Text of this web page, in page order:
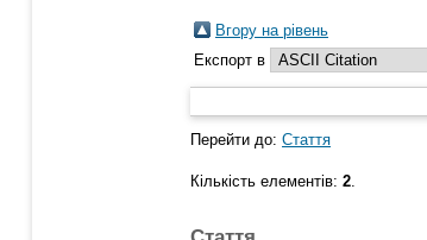
Вгору на рівень
Експорт в
Перейти до: Стаття
Кількість елементів: 2.